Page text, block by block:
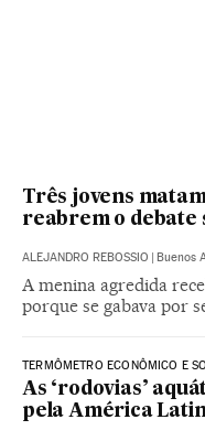
Três jovens
reabrem o debate
ALEJANDRO REBOSSIO Buenos
A menina agredida
porque se gabava por
TERMÔMETRO ECONÔMICO E
As ‘rodovias’
pela América